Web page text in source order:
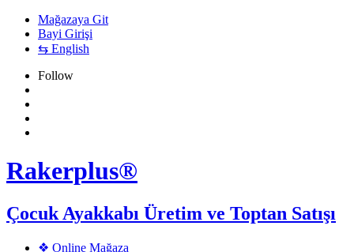
Mağazaya Git
Bayi Girişi
⇆ English
Follow
Rakerplus®
Çocuk Ayakkabı Üretim ve Toptan Satışı
❖ Online Mağaza